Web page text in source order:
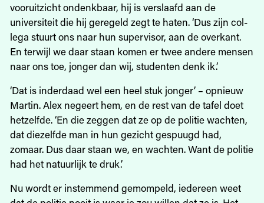
vooruitzicht ondenkbaar, hij is verslaafd aan de
universiteit die hij geregeld zegt te haten. ‘Dus zijn col-
lega stuurt ons naar hun supervisor, aan de overkant.
En terwijl we daar staan komen er twee andere mensen
naar ons toe, jonger dan wij, studenten denk ik.’
‘Dat is inderdaad wel een heel stuk jonger’ – opnieuw
Martin. Alex negeert hem, en de rest van de tafel doet
hetzelfde. ‘En die zeggen dat ze op de politie wachten,
dat diezelfde man in hun gezicht gespuugd had,
zomaar. Dus daar staan we, en wachten. Want de politie
had het natuurlijk te druk.’
Nu wordt er instemmend gemompeld, iedereen weet